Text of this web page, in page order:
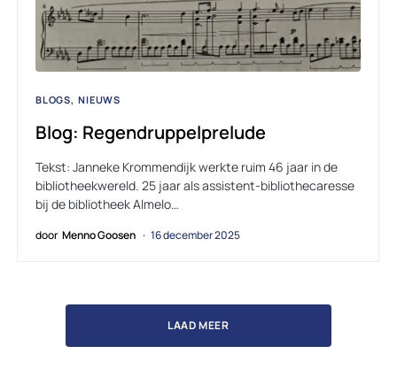
BLOGS NIEUWS
Blog: Regendruppelprelude
Tekst: Janneke Krommendijk werkte ruim 46 jaar in de
bibliotheekwereld. 25 jaar als assistent-bibliothecaresse
bij de bibliotheek Almelo…
door Menno Goosen 16 december 2025
LAAD MEER